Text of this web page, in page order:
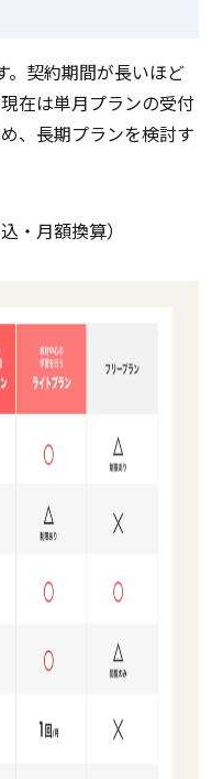
。契約期間が長いほど
在は単月プランの受付
、長期プランを検討す
・月額換算）